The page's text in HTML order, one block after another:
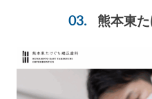
熊本東